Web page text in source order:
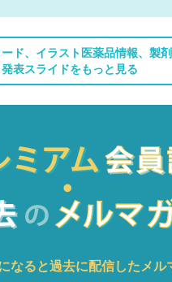
ド、イラスト医薬品情報、製剤
発表スライドをもっと見る
なると過去に配信したメル